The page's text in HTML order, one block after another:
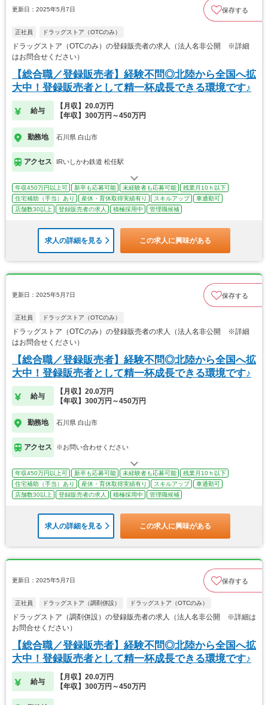
更新日：2025年5月7日 保存する
正社員 ドラッグストア（OTCのみ）
ドラッグストア（OTCのみ）の登録販売者の求人（法人名非公開 ※詳細
はお問合せください）
【総合職／登録販売者】経験不問◎北陸から全国へ拡
大中！登録販売者として精一杯成長できる環境です♪
給与
【月収】20.0万円
【年収】300万円～450万円
勤務地 石川県 白山市
アクセス IRいしかわ鉄道 松任駅
年収450万円以上可 新卒も応募可能 未経験者も応募可能
残業月10ｈ以下
住宅補助（手当）あり
産休・育休取得実績有り スキルアップ
車通勤可
店舗数30以上
登録販売者の求人 積極採用中 管理職候補
求人の詳細を見る この求人に興味がある
更新日：2025年5月7日 保存する
正社員 ドラッグストア（OTCのみ）
ドラッグストア（OTCのみ）の登録販売者の求人（法人名非公開 ※詳細
はお問合せください）
【総合職／登録販売者】経験不問◎北陸から全国へ拡
大中！登録販売者として精一杯成長できる環境です♪
給与
【月収】20.0万円
【年収】300万円～450万円
勤務地 石川県 白山市
アクセス ※お問い合わせください
年収450万円以上可 新卒も応募可能 未経験者も応募可能
残業月10ｈ以下
住宅補助（手当）あり
産休・育休取得実績有り スキルアップ
車通勤可
店舗数30以上
登録販売者の求人 積極採用中 管理職候補
求人の詳細を見る この求人に興味がある
更新日：2025年5月7日 保存する
正社員 ドラッグストア（調剤併設） ドラッグストア（OTCのみ）
ドラッグストア（調剤併設）の登録販売者の求人（法人名非公開 ※詳細は
お問合せください）
【総合職／登録販売者】経験不問◎北陸から全国へ拡
大中！登録販売者として精一杯成長できる環境です♪
給与
【月収】20.0万円
【年収】300万円～450万円